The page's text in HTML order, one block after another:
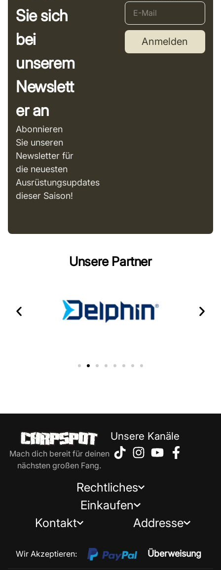
Sie sich
bei
unserem
Newslett
er an
Abonnieren
Sie unseren
Newsletter für
die neuesten
Ausrüstungsupdates
dieser Saison!
Anmelden
Unsere Partner
Mach dich bereit für deinen
nächsten großen Fang.
Unsere Kanäle
Rechtliches
Einkaufen
Kontakt
Addresse
Wir Akzeptieren: Überweisung